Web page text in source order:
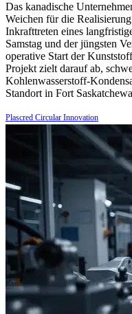
Das kanadische
Weichen für die
Inkrafttreten eines
Samstag und der jüngsten
operative Start der
Projekt zielt darauf ab,
Kohlenwasserstoff-
Standort in Fort
Plascred Circular Innovation